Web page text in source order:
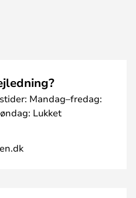
Mandag–fredag:
Lukket